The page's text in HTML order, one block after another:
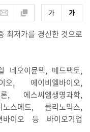
최저가를 경신한 것으로
네오이뮨텍, 메드팩토,
오, 에이비엘바이오,
, 에스씨엠생명과학,
스메드, 클리노믹스,
바이오 등 바이오기업